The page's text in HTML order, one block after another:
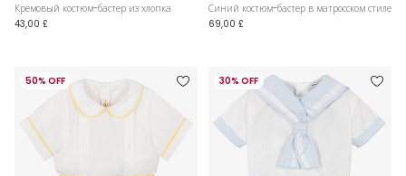
Кремовый костюм-бастер из хлопка
43,00 £
Синий костюм-бастер в матросском стиле
69,00 £
50% OFF 30% OFF